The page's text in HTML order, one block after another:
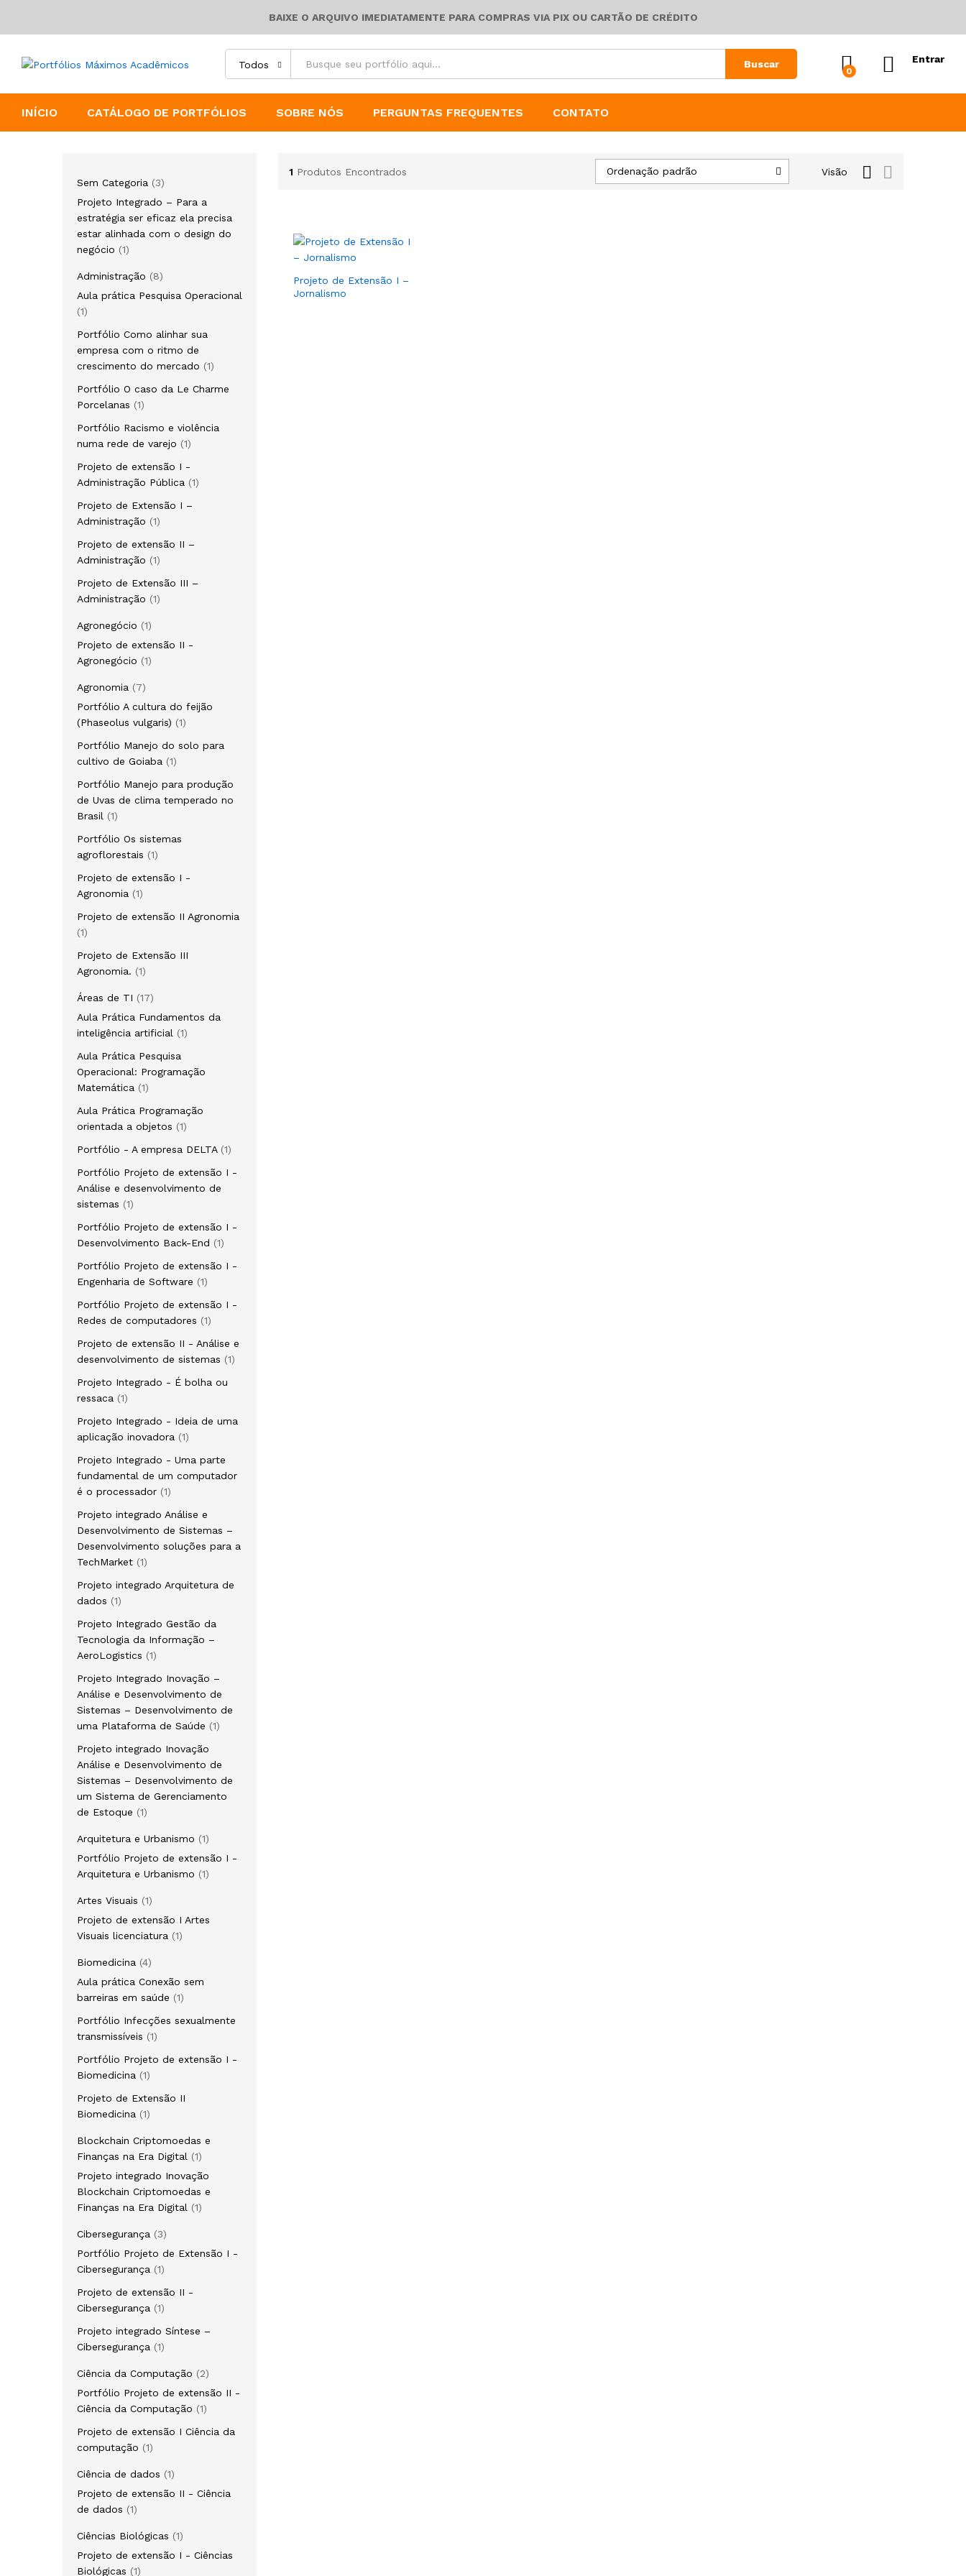
BAIXE O ARQUIVO IMEDIATAMENTE PARA COMPRAS VIA PIX OU CARTÃO DE CRÉDITO
Todos Buscar
0
Entrar
INÍCIO CATÁLOGO DE PORTFÓLIOS SOBRE NÓS PERGUNTAS FREQUENTES CONTATO
1 Produtos Encontrados Visão
Ordenação padrão
Projeto de Extensão I –
Jornalismo
Sem Categoria
3
Projeto Integrado – Para a
estratégia ser eficaz ela precisa
estar alinhada com o design do
negócio
1
Administração
8
Aula prática Pesquisa Operacional
1
Portfólio Como alinhar sua
empresa com o ritmo de
crescimento do mercado
1
Portfólio O caso da Le Charme
Porcelanas
1
Portfólio Racismo e violência
numa rede de varejo
1
Projeto de extensão I -
Administração Pública
1
Projeto de Extensão I –
Administração
1
Projeto de extensão II –
Administração
1
Projeto de Extensão III –
Administração
1
Agronegócio
1
Projeto de extensão II -
Agronegócio
1
Agronomia
7
Portfólio A cultura do feijão
(Phaseolus vulgaris)
1
Portfólio Manejo do solo para
cultivo de Goiaba
1
Portfólio Manejo para produção
de Uvas de clima temperado no
Brasil
1
Portfólio Os sistemas
agroflorestais
1
Projeto de extensão I -
Agronomia
1
Projeto de extensão II Agronomia
1
Projeto de Extensão III
Agronomia.
1
Áreas de TI
17
Aula Prática Fundamentos da
inteligência artificial
1
Aula Prática Pesquisa
Operacional: Programação
Matemática
1
Aula Prática Programação
orientada a objetos
1
Portfólio - A empresa DELTA
1
Portfólio Projeto de extensão I -
Análise e desenvolvimento de
sistemas
1
Portfólio Projeto de extensão I -
Desenvolvimento Back-End
1
Portfólio Projeto de extensão I -
Engenharia de Software
1
Portfólio Projeto de extensão I -
Redes de computadores
1
Projeto de extensão II - Análise e
desenvolvimento de sistemas
1
Projeto Integrado - É bolha ou
ressaca
1
Projeto Integrado - Ideia de uma
aplicação inovadora
1
Projeto Integrado - Uma parte
fundamental de um computador
é o processador
1
Projeto integrado Análise e
Desenvolvimento de Sistemas –
Desenvolvimento soluções para a
TechMarket
1
Projeto integrado Arquitetura de
dados
1
Projeto Integrado Gestão da
Tecnologia da Informação –
AeroLogistics
1
Projeto Integrado Inovação –
Análise e Desenvolvimento de
Sistemas – Desenvolvimento de
uma Plataforma de Saúde
1
Projeto integrado Inovação
Análise e Desenvolvimento de
Sistemas – Desenvolvimento de
um Sistema de Gerenciamento
de Estoque
1
Arquitetura e Urbanismo
1
Portfólio Projeto de extensão I -
Arquitetura e Urbanismo
1
Artes Visuais
1
Projeto de extensão I Artes
Visuais licenciatura
1
Biomedicina
4
Aula prática Conexão sem
barreiras em saúde
1
Portfólio Infecções sexualmente
transmissíveis
1
Portfólio Projeto de extensão I -
Biomedicina
1
Projeto de Extensão II
Biomedicina
1
Blockchain Criptomoedas e
Finanças na Era Digital
1
Projeto integrado Inovação
Blockchain Criptomoedas e
Finanças na Era Digital
1
Cibersegurança
3
Portfólio Projeto de Extensão I -
Cibersegurança
1
Projeto de extensão II -
Cibersegurança
1
Projeto integrado Síntese –
Cibersegurança
1
Ciência da Computação
2
Portfólio Projeto de extensão II -
Ciência da Computação
1
Projeto de extensão I Ciência da
computação
1
Ciência de dados
1
Projeto de extensão II - Ciência
de dados
1
Ciências Biológicas
1
Projeto de extensão I - Ciências
Biológicas
1